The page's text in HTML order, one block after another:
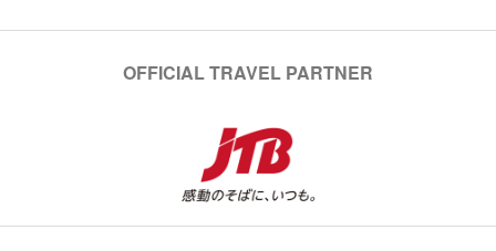
OFFICIAL TRAVEL PARTNER